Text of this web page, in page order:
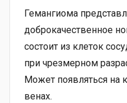
Гемангиома
доброкачественное
состоит из клеток
при чрезмерном
Может появляться на
венах.